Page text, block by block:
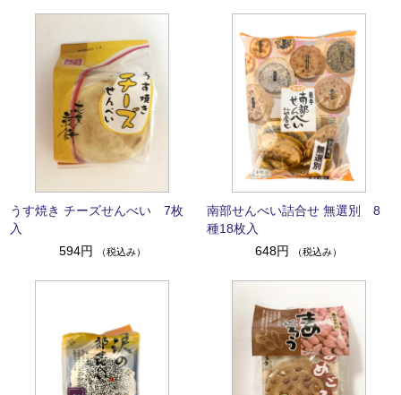
うす焼き チーズせんべい 7枚
入
594円
（税込み）
南部せんべい詰合せ 無選別 8
種18枚入
648円
（税込み）